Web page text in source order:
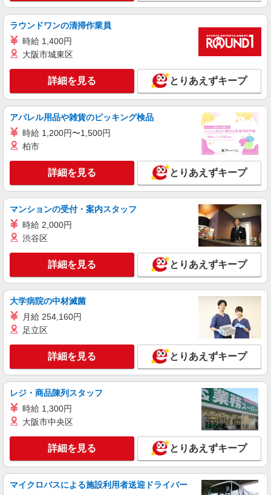
ラウンドワンの清掃作業員
時給 1,400円
大阪市城東区
詳細を見る とりあえずキープ
アパレル用品や雑貨のピッキング検品
時給 1,200円〜1,500円
柏市
詳細を見る とりあえずキープ
マンションの受付・案内スタッフ
時給 2,000円
渋谷区
詳細を見る とりあえずキープ
大学病院の中材滅菌
月給 254,160円
足立区
詳細を見る とりあえずキープ
レジ・商品陳列スタッフ
時給 1,300円
大阪市中央区
詳細を見る とりあえずキープ
マイクロバスによる施設利用者送迎ドライバー